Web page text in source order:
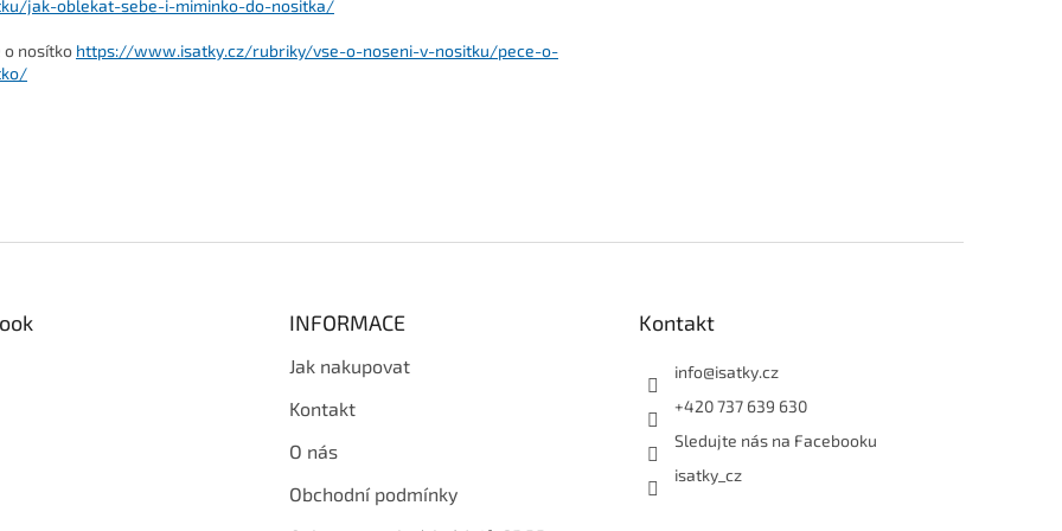
jak-oblekat-sebe-i-miminko-do-nositka/
o nosítko https://www.isatky.cz/rubriky/vse-o-noseni-v-nositku/pece-o-
INFORMACE
Jak nakupovat
Kontakt
O nás
Obchodní podmínky
Kontakt
info@isatky.cz
+420 737 639 630
Sledujte nás na Facebooku
isatky_cz